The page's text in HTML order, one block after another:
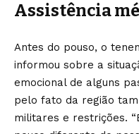
Assistência
Antes do pouso, o
informou sobre a
emocional de alguns
pelo fato da região
militares e restrições.